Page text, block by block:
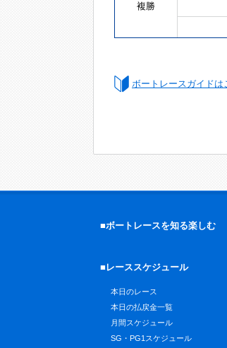
複勝
ボートレースガイドは
■ボートレースを知る楽しむ
■レーススケジュール
本日のレース
本日の払戻金一覧
月間スケジュール
SG・PG1スケジュール